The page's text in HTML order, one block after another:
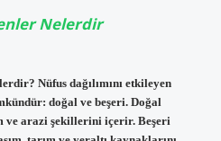
Nelerdir
Nüfus dağılımını etkileyen
doğal ve beşeri. Doğal
ve arazi şekillerini içerir. Beşeri